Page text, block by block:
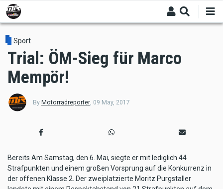
Skip
to
main
content
Sport
Trial: ÖM-Sieg für Marco
Mempör!
By Motorradreporter, 09 May, 2017
Bereits Am Samstag, den 6. Mai, siegte er mit lediglich 44
Strafpunkten und einem großen Vorsprung auf die Konkurrenz in
der offenen Klasse 2. Der zweiplatzierte Moritz Purgstaller